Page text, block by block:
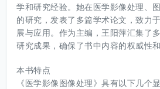
学和研究经验。她在医学影像处理、
的研究，发表了多篇学术论文，致力
展与应用。作为主编，王阳萍汇集了
研究成果，确保了书中内容的权威性和
本书特点
《医学影像图像处理》具有以下几个